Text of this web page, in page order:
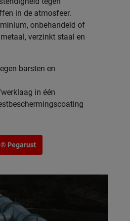
in de atmosfeer.
onbehandeld of
verzinkt staal en
barsten en
in één
Pegarust